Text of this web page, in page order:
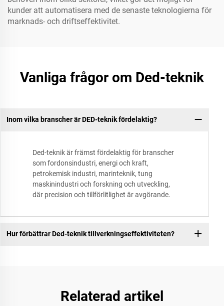
kunder att automatisera med de senaste teknologierna för
marknads- och driftseffektivitet.
Vanliga frågor om Ded-teknik
Inom vilka branscher är DED-teknik fördelaktig?
Ded-teknik är främst fördelaktig för branscher
som fordonsindustri, energi och kraft,
petrokemisk industri, marinteknik, tung
maskinindustri och forskning och utveckling,
där precision och tillförlitlighet är avgörande.
Hur förbättrar Ded-teknik tillverkningseffektiviteten?
Relaterad artikel